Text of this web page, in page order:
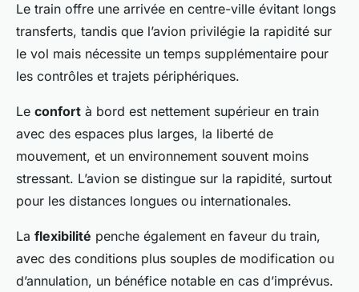
Le train offre une arrivée en centre-ville évitant longs
transferts, tandis que l’avion privilégie la rapidité sur
le vol mais nécessite un temps supplémentaire pour
les contrôles et trajets périphériques.
Le confort à bord est nettement supérieur en train
avec des espaces plus larges, la liberté de
mouvement, et un environnement souvent moins
stressant. L’avion se distingue sur la rapidité, surtout
pour les distances longues ou internationales.
La flexibilité penche également en faveur du train,
avec des conditions plus souples de modification ou
d’annulation, un bénéfice notable en cas d’imprévus.